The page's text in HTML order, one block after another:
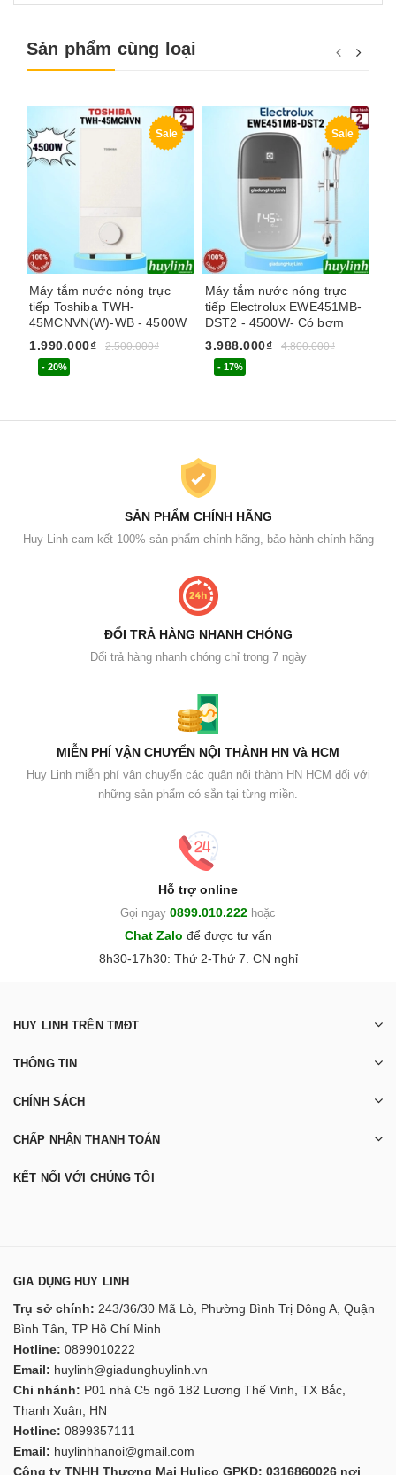
Sản phẩm cùng loại
Sale
Máy tắm nước nóng trực
tiếp Toshiba TWH-
45MCNVN(W)-WB - 4500W
1.990.000₫
2.500.000₫
- 20%
Sale
Máy tắm nước nóng trực
tiếp Electrolux EWE451MB-
DST2 - 4500W- Có bơm
3.988.000₫
4.800.000₫
- 17%
SẢN PHẨM CHÍNH HÃNG
Huy Linh cam kết 100% sản phẩm chính hãng, bảo hành chính hãng
ĐỔI TRẢ HÀNG NHANH CHÓNG
Đổi trả hàng nhanh chóng chỉ trong 7 ngày
MIỄN PHÍ VẬN CHUYỂN NỘI THÀNH HN Và HCM
Huy Linh miễn phí vận chuyển các quận nội thành HN HCM đối với
những sản phẩm có sẵn tại từng miền.
Hỗ trợ online
Gọi ngay 0899.010.222 hoặc
Chat Zalo để được tư vấn
8h30-17h30: Thứ 2-Thứ 7. CN nghỉ
HUY LINH TRÊN TMĐT
THÔNG TIN
CHÍNH SÁCH
CHẤP NHẬN THANH TOÁN
KẾT NỐI VỚI CHÚNG TÔI
GIA DỤNG HUY LINH
Trụ sở chính: 243/36/30 Mã Lò, Phường Bình Trị Đông A, Quận
Bình Tân, TP Hồ Chí Minh
Hotline: 0899010222
Email: huylinh@giadunghuylinh.vn
Chi nhánh: P01 nhà C5 ngõ 182 Lương Thế Vinh, TX Bắc,
Thanh Xuân, HN
Hotline: 0899357111
Email: huylinhhanoi@gmail.com
Công ty TNHH Thương Mại Hulico GPKD: 0316860026 nơi